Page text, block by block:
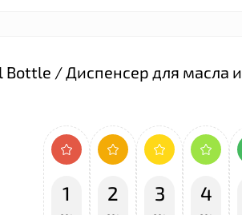
Bottle / Диспенсер для масла и
1 2 3 4